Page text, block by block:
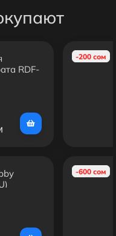
RDF-
-200 сом
-600 сом